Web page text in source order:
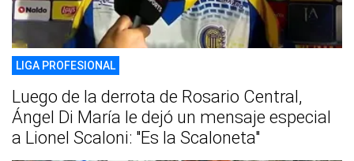
LIGA PROFESIONAL
Luego de la derrota de Rosario Central,
Ángel Di María le dejó un mensaje especial
a Lionel Scaloni: "Es la Scaloneta"